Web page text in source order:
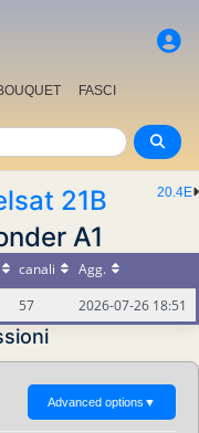
FASCI
20.4E
21B
A1
canali
Agg.
57 2026-07-26 18:51
Advanced options ▼